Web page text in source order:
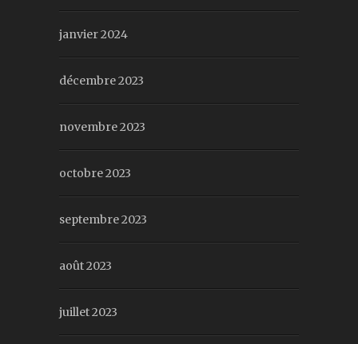
janvier 2024
décembre 2023
novembre 2023
octobre 2023
septembre 2023
août 2023
juillet 2023